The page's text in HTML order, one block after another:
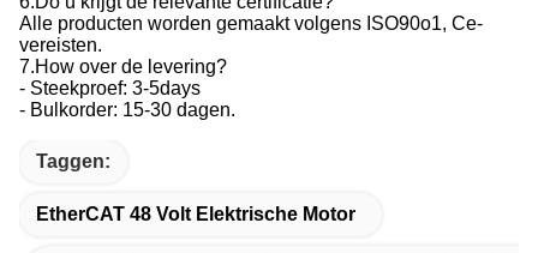
Alle producten worden gemaakt volgens ISO90o1, Ce-
vereisten.
7.How over de levering?
- Steekproef: 3-5days
- Bulkorder: 15-30 dagen.
Taggen:
EtherCAT 48 Volt Elektrische Motor